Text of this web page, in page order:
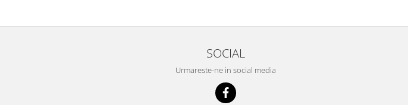
SOCIAL
Urmareste-ne in social media